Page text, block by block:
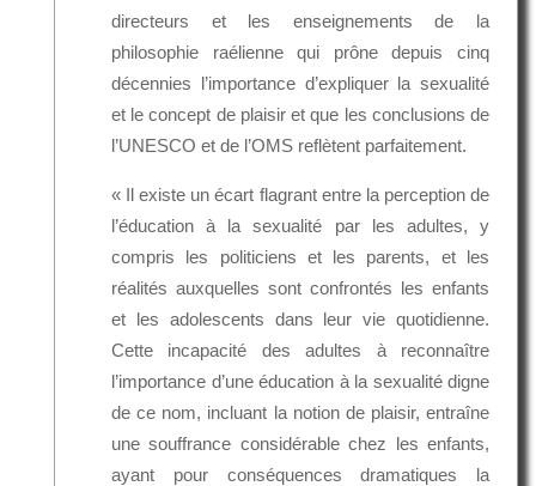
directeurs et les enseignements de la
philosophie raélienne qui prône depuis cinq
décennies l’importance d’expliquer la sexualité
et le concept de plaisir et que les conclusions de
l’UNESCO et de l’OMS reflètent parfaitement.
« Il existe un écart flagrant entre la perception de
l’éducation à la sexualité par les adultes, y
compris les politiciens et les parents, et les
réalités auxquelles sont confrontés les enfants
et les adolescents dans leur vie quotidienne.
Cette incapacité des adultes à reconnaître
l’importance d’une éducation à la sexualité digne
de ce nom, incluant la notion de plaisir, entraîne
une souffrance considérable chez les enfants,
ayant pour conséquences dramatiques la